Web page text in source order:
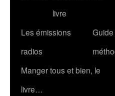
livre
Les émissions
radios
Guide
Manger tous et bien, le
livre…